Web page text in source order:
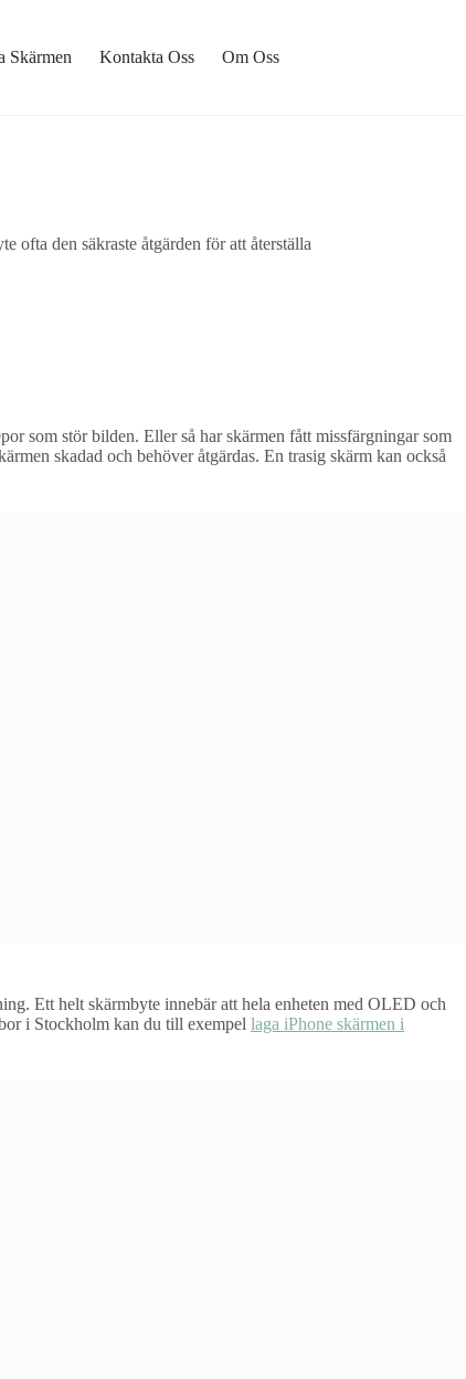
Skärmen Kontakta Oss Om Oss
ofta den säkraste åtgärden för att återställa
som stör bilden. Eller så har skärmen fått missfärgningar som
skadad och behöver åtgärdas. En trasig skärm kan också
Ett helt skärmbyte innebär att hela enheten med OLED och
i Stockholm kan du till exempel laga iPhone skärmen i